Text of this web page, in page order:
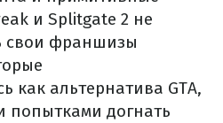
и Splitgate 2 не
свои франшизы
как альтернатива GTA,
попытками догнать